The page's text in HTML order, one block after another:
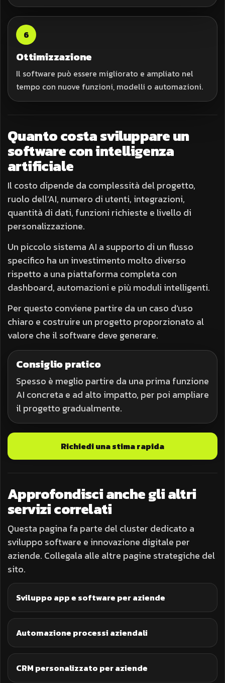
6
Ottimizzazione
Il software può essere migliorato e ampliato nel
tempo con nuove funzioni, modelli o automazioni.
Quanto costa sviluppare un
software con intelligenza
artificiale
Il costo dipende da complessità del progetto,
ruolo dell’AI, numero di utenti, integrazioni,
quantità di dati, funzioni richieste e livello di
personalizzazione.
Un piccolo sistema AI a supporto di un flusso
specifico ha un investimento molto diverso
rispetto a una piattaforma completa con
dashboard, automazioni e più moduli intelligenti.
Per questo conviene partire da un caso d’uso
chiaro e costruire un progetto proporzionato al
valore che il software deve generare.
Consiglio pratico
Spesso è meglio partire da una prima funzione
AI concreta e ad alto impatto, per poi ampliare
il progetto gradualmente.
Richiedi una stima rapida
Approfondisci anche gli altri
servizi correlati
Questa pagina fa parte del cluster dedicato a
sviluppo software e innovazione digitale per
aziende. Collegala alle altre pagine strategiche del
sito.
Sviluppo app e software per aziende
Automazione processi aziendali
CRM personalizzato per aziende